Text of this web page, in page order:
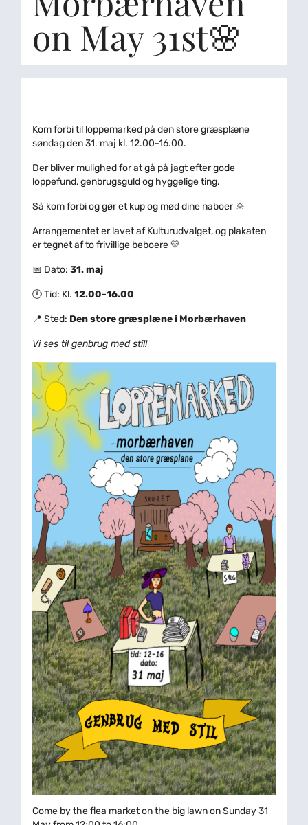
on May 31st🌸
Kom forbi til loppemarked på den store græsplæne
søndag den 31. maj kl. 12.00-16.00.
Der bliver mulighed for at gå på jagt efter gode
loppefund, genbrugsguld og hyggelige ting.
Så kom forbi og gør et kup og mød dine naboer 🌞
Arrangementet er lavet af Kulturudvalget, og plakaten
er tegnet af to frivillige beboere 💛
📅 Dato: 31. maj
🕛 Tid: Kl. 12.00-16.00
📍 Sted: Den store græsplæne i Morbærhaven
Vi ses til genbrug med stil!
Come by the flea market on the big lawn on Sunday 31